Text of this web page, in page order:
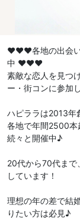
♥♥♥各地の出会い
中 ♥♥♥
素敵な恋人を見つ
ー・街コンに参加
ハピララは2013年
各地で年間2500本
続々と開催中♪
20代から70代まで
しています！
理想の年の差で結
りたい方は必見♪